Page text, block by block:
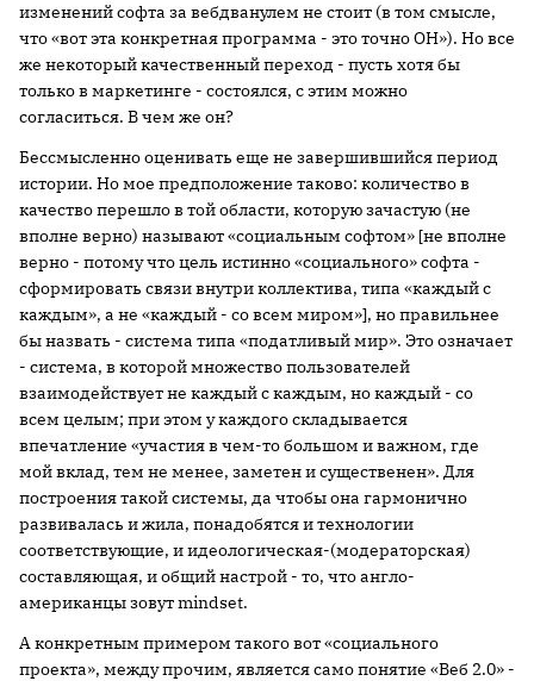
изменений софта за вебдванулем не стоит (в том смысле,
что «вот эта конкретная программа - это точно ОН»). Но все
же некоторый качественный переход - пусть хотя бы
только в маркетинге - состоялся, с этим можно
согласиться. В чем же он?
Бессмысленно оценивать еще не завершившийся период
истории. Но мое предположение таково: количество в
качество перешло в той области, которую зачастую (не
вполне верно) называют «социальным софтом» [не вполне
верно - потому что цель истинно «социального» софта -
сформировать связи внутри коллектива, типа «каждый с
каждым», а не «каждый - со всем миром»], но правильнее
бы назвать - система типа «податливый мир». Это означает
- система, в которой множество пользователей
взаимодействует не каждый с каждым, но каждый - со
всем целым; при этом у каждого складывается
впечатление «участия в чем-то большом и важном, где
мой вклад, тем не менее, заметен и существенен». Для
построения такой системы, да чтобы она гармонично
развивалась и жила, понадобятся и технологии
соответствующие, и идеологическая-(модераторская)
составляющая, и общий настрой - то, что англо-
американцы зовут mindset.
А конкретным примером такого вот «социального
проекта», между прочим, является само понятие «Веб 2.0» -